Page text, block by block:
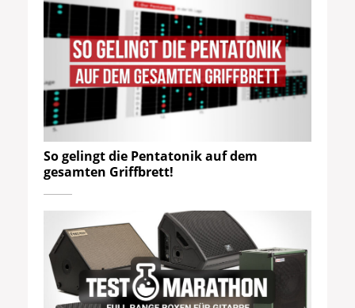
So gelingt die Pentatonik auf dem
gesamten Griffbrett!